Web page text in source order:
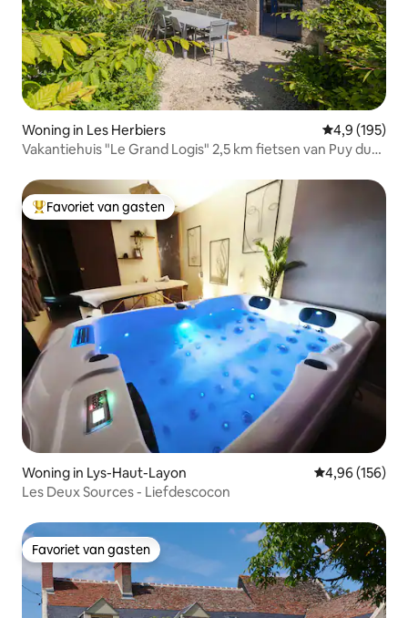
Woning in Les Herbiers Gemiddelde
4,9 (195)
Vakantiehuis "Le Grand Logis" 2,5 km fietsen van Puy du
Topfavoriet van gasten
Favoriet van gasten
Woning in Lys-Haut-Layon Gemiddelde
4,96 (156)
Les Deux Sources - Liefdescocon
Favoriet van gasten
Favoriet van gasten